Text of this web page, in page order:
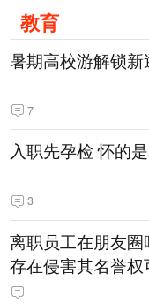
教育
暑期高校游解锁新
7
入职先孕检 怀的
3
离职员工在朋友
存在侵害其名誉权